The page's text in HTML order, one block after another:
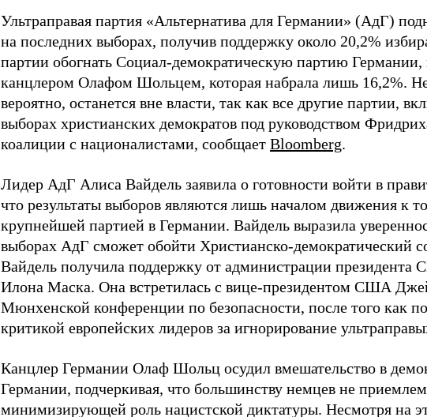
Ультраправая партия «Альтернатива для Германии» (АдГ)
на последних выборах, получив поддержку около 20,2%
партии обогнать Социал-демократическую партию Германии,
канцлером Олафом Шольцем, которая набрала лишь 16,2%.
вероятно, останется вне власти, так как все другие партии,
выборах христианских демократов под руководством
коалиции с националистами, сообщает Bloomberg.
Лидер АдГ Алиса Вайдель заявила о готовности войти в
что результаты выборов являются лишь началом движения к
крупнейшей партией в Германии. Вайдель выразила
выборах АдГ сможет обойти Христианско-
Вайдель получила поддержку от администрации
Илона Маска. Она встретилась с вице-президентом США
Мюнхенской конференции по безопасности, после того как
критикой европейских лидеров за игнорирование
Канцлер Германии Олаф Шольц осудил вмешательство в
Германии, подчеркивая, что большинству немцев не
минимизирующей роль нацистской диктатуры. Несмотря на